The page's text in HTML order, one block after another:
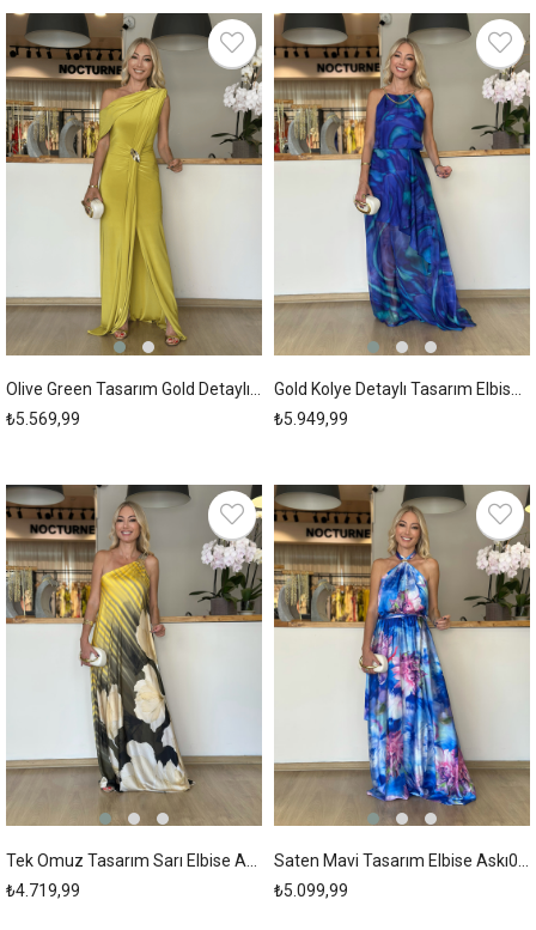
₺5.569,99
New
Item
₺5.949,99
New
Item
₺4.719,99
New
Item
₺5.099,99
New
Item